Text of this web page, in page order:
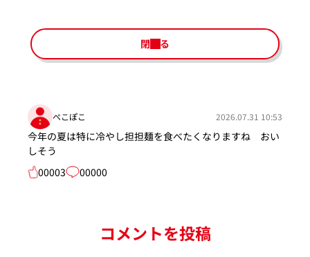
閉じる
ぺこぽこ 2026.07.31 10:53
今年の夏は特に冷やし担担麺を食べたくなりますね おい
しそう
00003
00000
コメントを投稿